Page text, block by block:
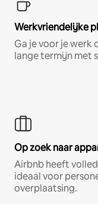
Werkvriendelijke
Ga je voor je werk
lange termijn met
Op zoek naar
Airbnb heeft
ideaal voor
overplaatsing.